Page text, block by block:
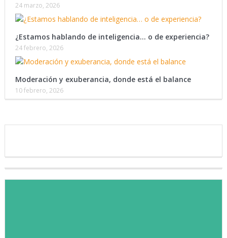
24 marzo, 2026
¿Estamos hablando de inteligencia… o de experiencia?
24 febrero, 2026
Moderación y exuberancia, donde está el balance
10 febrero, 2026